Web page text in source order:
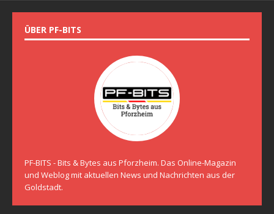
ÜBER PF-BITS
PF-BITS - Bits & Bytes aus Pforzheim. Das Online-Magazin
und Weblog mit aktuellen News und Nachrichten aus der
Goldstadt.